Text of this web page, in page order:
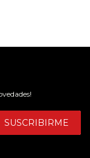
SUSCRIBIRME